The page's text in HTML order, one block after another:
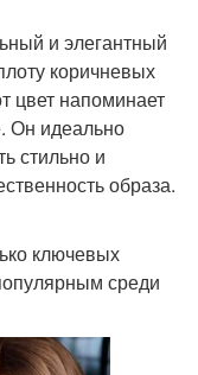
и элегантный
коричневых
цвет напоминает
Он идеально
стильно и
образа.
ключевых
среди